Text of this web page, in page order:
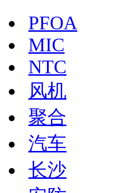
PFOA
MIC
NTC
风机
聚合
汽车
长沙